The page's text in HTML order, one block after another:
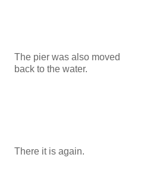
The pier was also moved
back to the water.
There it is again.